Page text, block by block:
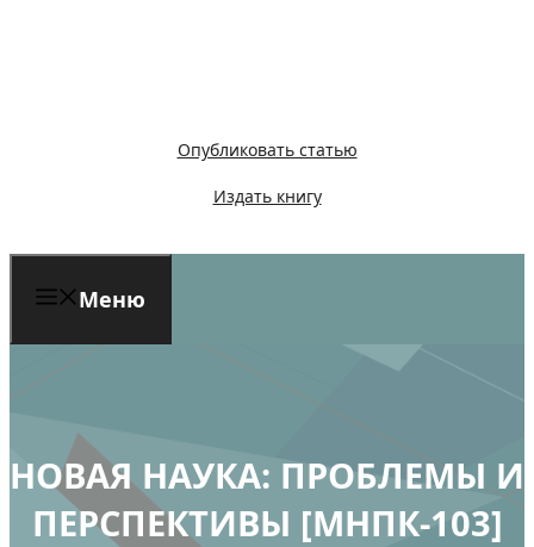
Опубликовать статью
Издать книгу
Меню
НОВАЯ НАУКА: ПРОБЛЕМЫ И
ПЕРСПЕКТИВЫ [МНПК-103]